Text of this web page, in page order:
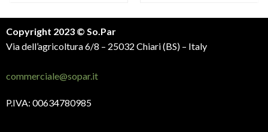
Copyright 2023 © So.Par
Via dell’agricoltura 6/8 – 25032 Chiari (BS) – Italy
commerciale@sopar.it
P.IVA: 00634780985